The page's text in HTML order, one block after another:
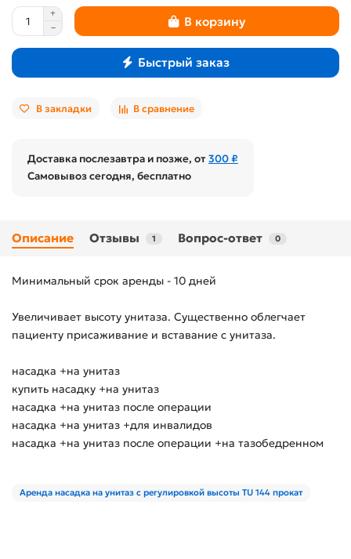
В корзину
Быстрый заказ
В закладки В сравнение
Доставка послезавтра и позже, от300 ₽
Самовывоз сегодня, бесплатно
Описание Отзывы 1 Вопрос-ответ 0
Минимальный срок аренды - 10 дней
Увеличивает высоту унитаза. Существенно облегчает
пациенту присаживание и вставание с унитаза.
насадка +на унитаз
купить насадку +на унитаз
насадка +на унитаз после операции
насадка +на унитаз +для инвалидов
насадка +на унитаз после операции +на тазобедренном
Аренда насадка на унитаз с регулировкой высоты TU 144 прокат